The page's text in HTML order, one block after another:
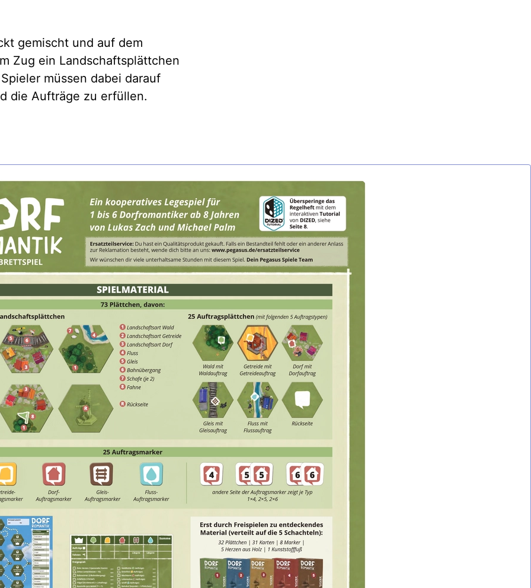
gemischt und auf dem
Zug ein Landschaftsplättchen
müssen dabei darauf
die Aufträge zu erfüllen.